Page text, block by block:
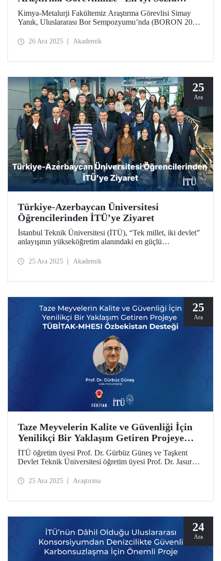
Sunum” Ödülü
Kimya-Metalurji Fakültemiz Araştırma Görevlisi Simay
Yanık, Uluslararası Bor Sempozyumu’nda (BORON 2025)
26 Ara 2025 Akademik
25
Ara
Türkiye-Azerbaycan Üniversitesi
Öğrencilerinden İTÜ’ye Ziyaret
İstanbul Teknik Üniversitesi (İTÜ), “Tek millet, iki devlet”
anlayışının yükseköğretim alanındaki en güçlü
(TAÜ) hazırlık sınıfı öğrencilerini ağırladı. İTÜ’nün
25 Ara 2025 Akademik
25
Ara
Taze Meyvelerin Kalite ve Güvenliği İçin
Yenilikçi Bir Yaklaşım Getiren Projeye
TÜBİTAK-MHESI Özbekistan Desteği
İTÜ öğretim üyesi Prof. Dr. Gürbüz Güneş ve Taşkent
Devlet Teknik Üniversitesi öğretim üyesi Prof. Dr. Jasur
MHESI Özbekistan Ortak Proje Çağrısı” kapsamında
25 Ara 2025 Araştırma
24
Ara